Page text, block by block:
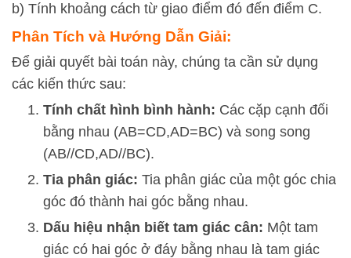
b) Tính khoảng cách từ giao điểm đó đến điểm C.
Phân Tích và Hướng Dẫn Giải:
Để giải quyết bài toán này, chúng ta cần sử dụng
các kiến thức sau:
Tính chất hình bình hành: Các cặp cạnh đối
bằng nhau (AB=CD,AD=BC) và song song
(AB//CD,AD//BC).
Tia phân giác: Tia phân giác của một góc chia
góc đó thành hai góc bằng nhau.
Dấu hiệu nhận biết tam giác cân: Một tam
giác có hai góc ở đáy bằng nhau là tam giác